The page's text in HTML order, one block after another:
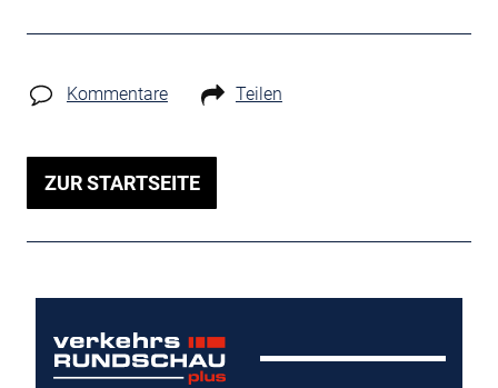
Kommentare Teilen
ZUR STARTSEITE